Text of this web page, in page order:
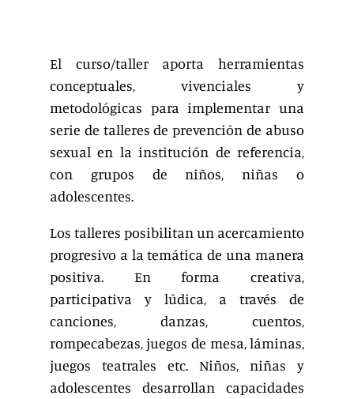
El curso/taller aporta herramientas
conceptuales, vivenciales y
metodológicas para implementar una
serie de talleres de prevención de abuso
sexual en la institución de referencia,
con grupos de niños, niñas o
adolescentes.
Los talleres posibilitan un acercamiento
progresivo a la temática de una manera
positiva. En forma creativa,
participativa y lúdica, a través de
canciones, danzas, cuentos,
rompecabezas, juegos de mesa, láminas,
juegos teatrales etc. Niños, niñas y
adolescentes desarrollan capacidades